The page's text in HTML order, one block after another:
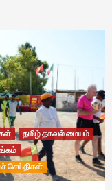
தமிழ் தகவல் மையம்
செய்திகள்